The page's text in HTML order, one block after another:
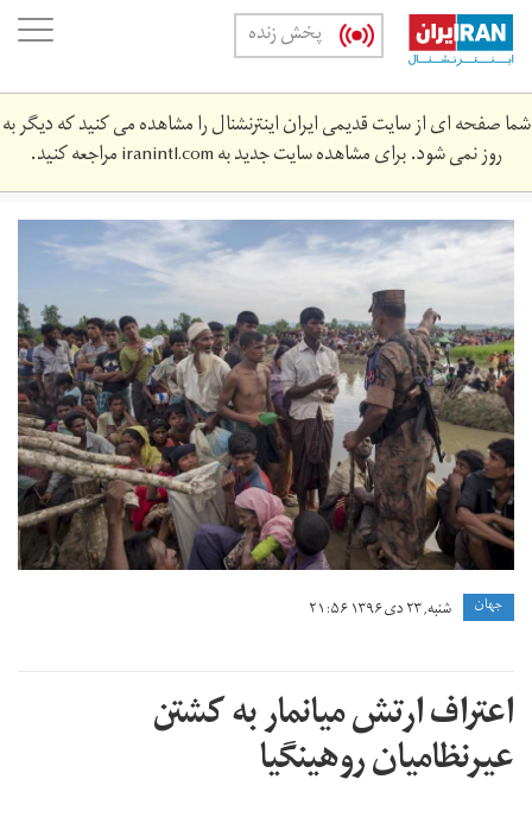
Skip
main
content
پخش زنده
شما صفحه ای از سایت قدیمی ایران اینترنشنال را مشاهده می کنید که دیگر به
روز نمی شود. برای مشاهده سایت جدید بهiranintl.comمراجعه کنید.
eac56c5e-
a367-
4b95-
b32c-
47a90173c75a.jpg
جهان شنبه, ۲۳ دی ۱۳۹۶ ۲۱:۵۶
اعتراف ارتش میانمار به کشتن
عیرنظامیان روهینگیا